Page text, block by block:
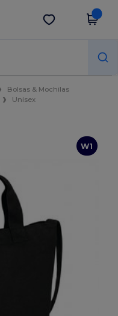
Descargar app
Bolsas & Mochilas
Unisex
W1